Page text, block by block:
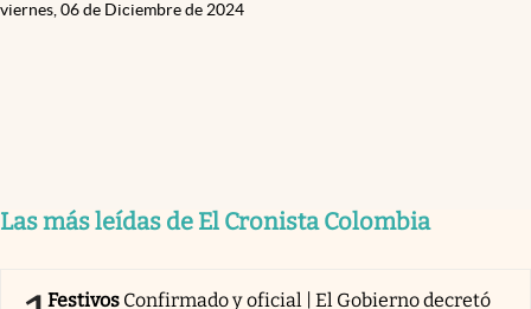
viernes, 06 de Diciembre de 2024
Las más leídas de El Cronista Colombia
Festivos Confirmado y oficial | El Gobierno decretó